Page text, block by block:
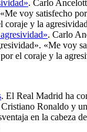
. Carlo
voy satisfecho
coraje y la
. Carlo
«Me voy
el coraje y la
. El Real Madrid ha
Ronaldo y
en la